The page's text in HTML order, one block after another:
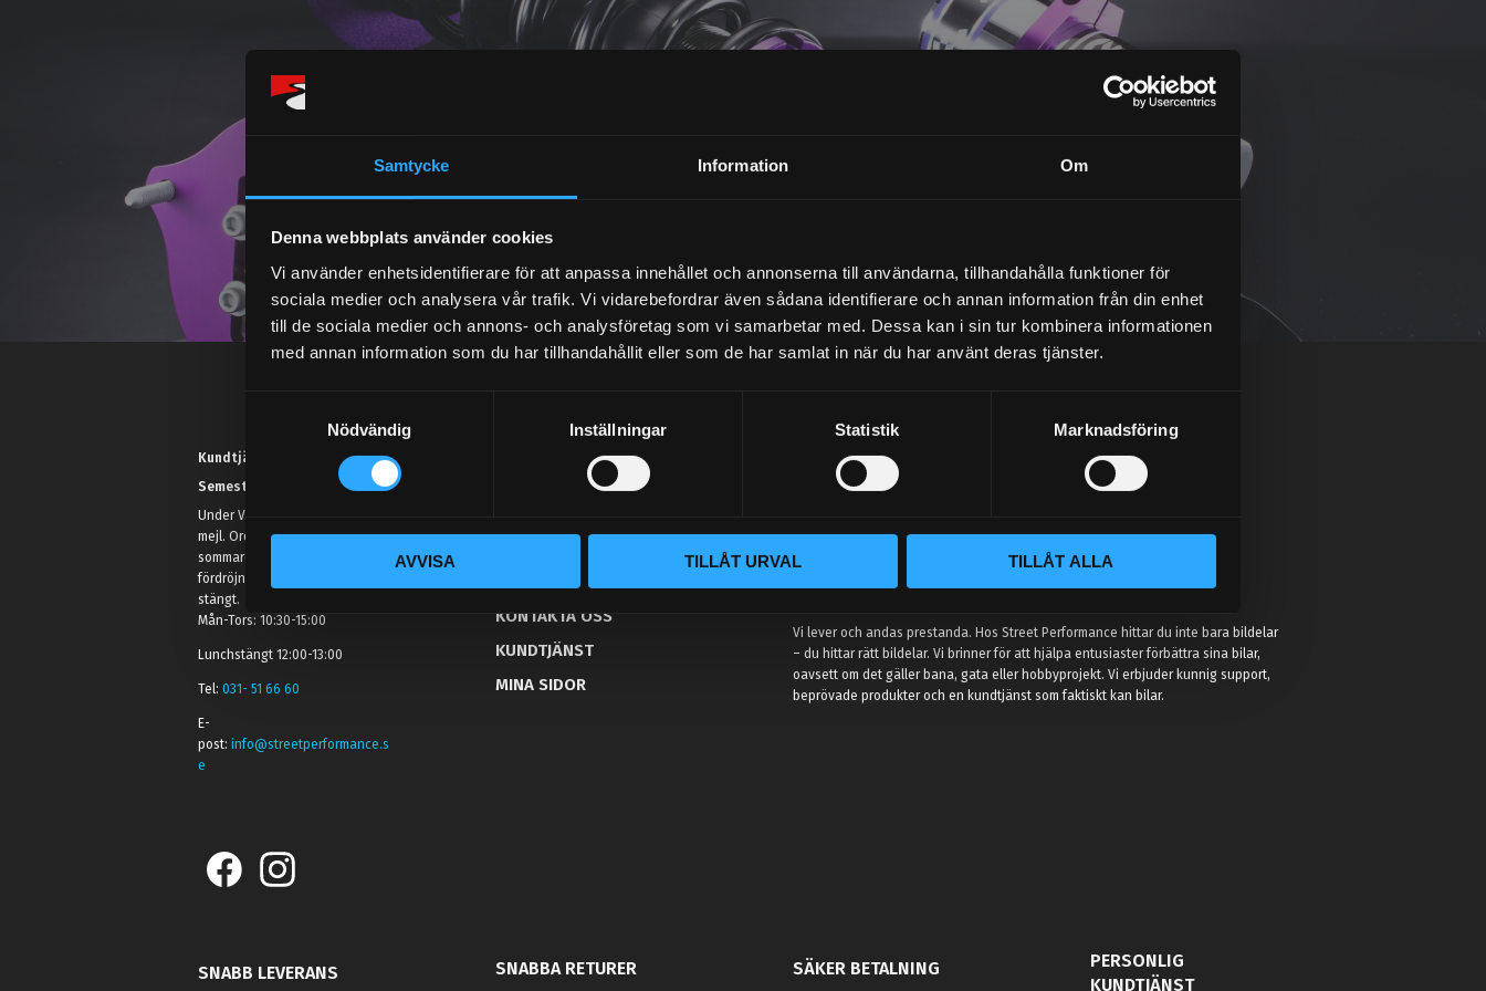
Samtycke Information Om
Denna webbplats använder cookies
Vi använder enhetsidentifierare för att anpassa innehållet och annonserna till användarna, tillhandahålla funktioner för
sociala medier och analysera vår trafik. Vi vidarebefordrar även sådana identifierare och annan information från din enhet
till de sociala medier och annons- och analysföretag som vi samarbetar med. Dessa kan i sin tur kombinera informationen
med annan information som du har tillhandahållit eller som de har samlat in när du har använt deras tjänster.
m
t
y
c
k
s
l
Nödvändig Inställningar Statistik Marknadsföring
AVVISA TILLÅT URVAL TILLÅT ALLA
Dina personuppgifter behandlas i enlighet med vår
Kundtjänst telefon:
Semestertider.
Under V.27 - V.33 nås vi enbart på
mejl. Ordrar skickas under
sommaren men med viss
fördröjning. 2/7 -9/7 är det helt
stängt.
Mån-Tors: 10:30-15:00
Lunchstängt 12:00-13:00
Tel:031- 51 66 60
E-
post:info@streetperformance.s
e
KUNSKAPSCENTER
KONTAKTA OSS
KUNDTJÄNST
MINA SIDOR
Vi lever och andas prestanda. Hos Street Performance hittar du inte bara bildelar
– du hittar rätt bildelar. Vi brinner för att hjälpa entusiaster förbättra sina bilar,
oavsett om det gäller bana, gata eller hobbyprojekt. Vi erbjuder kunnig support,
beprövade produkter och en kundtjänst som faktiskt kan bilar.
SNABB LEVERANS SNABBA RETURER SÄKER BETALNING
PERSONLIG
KUNDTJÄNST